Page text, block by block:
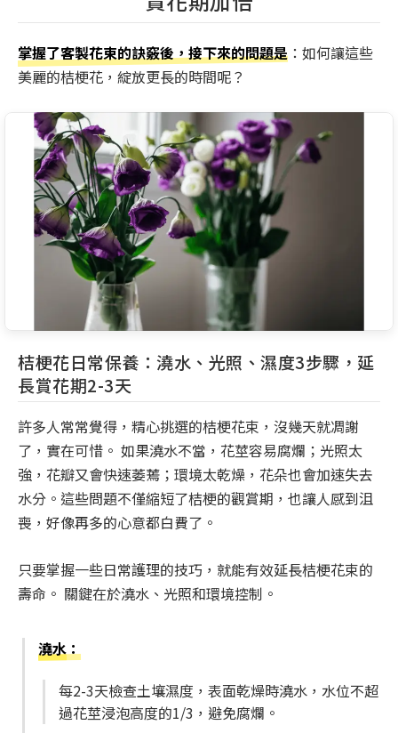
掌握了客製花束的訣竅後，接下來的問題是 ：如何讓這些
美麗的桔梗花，綻放更長的時間呢？
桔梗花日常保養：澆水、光照、濕度3步驟，延
長賞花期2-3天
許多人常常覺得，精心挑選的桔梗花束，沒幾天就凋謝
了，實在可惜。 如果澆水不當，花莖容易腐爛；光照太
強，花瓣又會快速萎蔫；環境太乾燥，花朵也會加速失去
水分。這些問題不僅縮短了桔梗的觀賞期，也讓人感到沮
喪，好像再多的心意都白費了。
只要掌握一些日常護理的技巧，就能有效延長桔梗花束的
壽命。 關鍵在於澆水、光照和環境控制。
澆水：
每2-3天檢查土壤濕度，表面乾燥時澆水，水位不超
過花莖浸泡高度的1/3，避免腐爛。